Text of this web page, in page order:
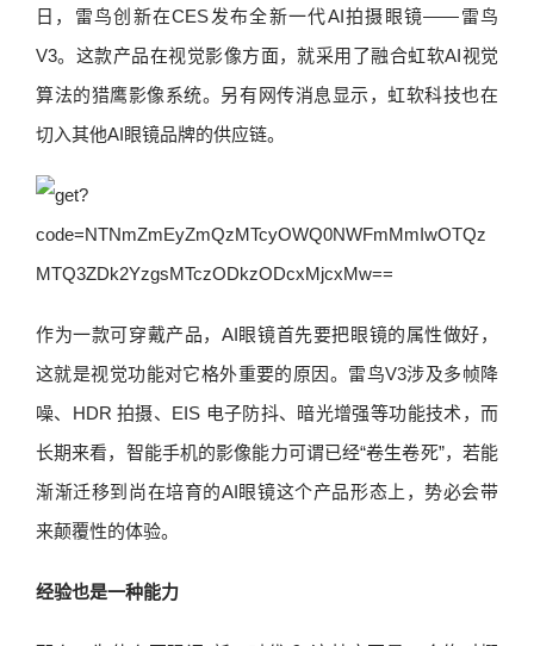
日，雷鸟创新在CES发布全新一代AI拍摄眼镜——雷鸟
V3。这款产品在视觉影像方面，就采用了融合虹软AI视觉
算法的猎鹰影像系统。另有网传消息显示，虹软科技也在
切入其他AI眼镜品牌的供应链。
作为一款可穿戴产品，AI眼镜首先要把眼镜的属性做好，
这就是视觉功能对它格外重要的原因。雷鸟V3涉及多帧降
噪、HDR 拍摄、EIS 电子防抖、暗光增强等功能技术，而
长期来看，智能手机的影像能力可谓已经“卷生卷死”，若能
渐渐迁移到尚在培育的AI眼镜这个产品形态上，势必会带
来颠覆性的体验。
经验也是一种能力